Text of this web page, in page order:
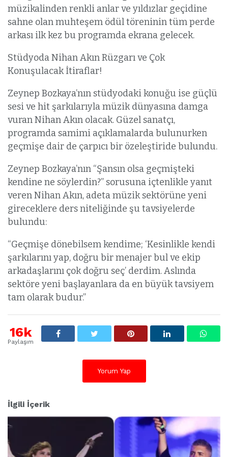
müzikalinden renkli anlar ve yıldızlar geçidine
sahne olan muhteşem ödül töreninin tüm perde
arkası ilk kez bu programda ekrana gelecek.
Stüdyoda Nihan Akın Rüzgarı ve Çok
Konuşulacak İtiraflar!
Zeynep Bozkaya’nın stüdyodaki konuğu ise güçlü
sesi ve hit şarkılarıyla müzik dünyasına damga
vuran Nihan Akın olacak. Güzel sanatçı,
programda samimi açıklamalarda bulunurken
geçmişe dair de çarpıcı bir özeleştiride bulundu.
Zeynep Bozkaya’nın “Şansın olsa geçmişteki
kendine ne söylerdin?” sorusuna içtenlikle yanıt
veren Nihan Akın, adeta müzik sektörüne yeni
gireceklere ders niteliğinde şu tavsiyelerde
bulundu:
“Geçmişe dönebilsem kendime; ‘Kesinlikle kendi
şarkılarını yap, doğru bir menajer bul ve ekip
arkadaşlarını çok doğru seç’ derdim. Aslında
sektöre yeni başlayanlara da en büyük tavsiyem
tam olarak budur.”
16k
Paylaşım
Yorum Yap
İlgili İçerik